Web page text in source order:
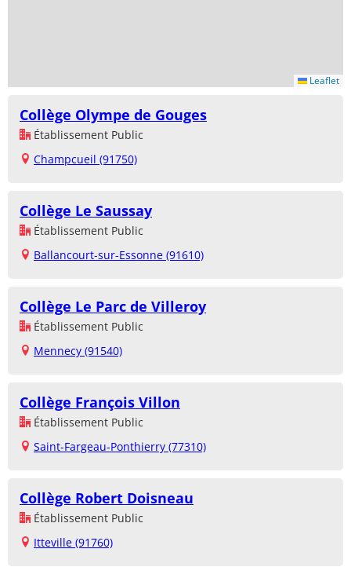
Leaflet
Collège Olympe de Gouges
Établissement Public
Champcueil (91750)
Collège Le Saussay
Établissement Public
Ballancourt-sur-Essonne (91610)
Collège Le Parc de Villeroy
Établissement Public
Mennecy (91540)
Collège François Villon
Établissement Public
Saint-Fargeau-Ponthierry (77310)
Collège Robert Doisneau
Établissement Public
Itteville (91760)